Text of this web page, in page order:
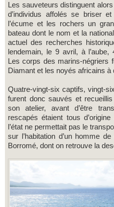
Les sauveteurs distinguent
d’individus affolés se briser
l’écume et les rochers un
bateau dont le nom et la
actuel des recherches
lendemain, le 9 avril, à
Les corps des marins-négriers
Diamant et les noyés africains
Quatre-vingt-six captifs, vingt-
furent donc sauvés et
son atelier, avant d’être
rescapés étaient tous
l’état ne permettait pas le
sur l’habitation d’un homme
Borromé, dont on retrouve la